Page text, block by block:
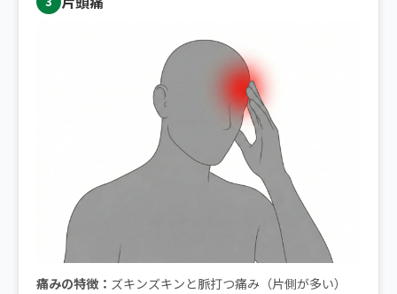
痛みの特徴： ズキンズキンと脈打つ痛み（片側が多い）